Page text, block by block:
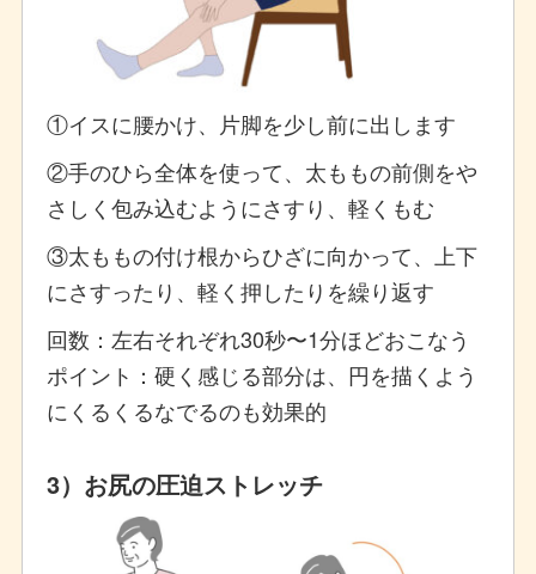
①イスに腰かけ、片脚を少し前に出します
②手のひら全体を使って、太ももの前側をや
さしく包み込むようにさすり、軽くもむ
③太ももの付け根からひざに向かって、上下
にさすったり、軽く押したりを繰り返す
回数：左右それぞれ30秒〜1分ほどおこなう
ポイント：硬く感じる部分は、円を描くよう
にくるくるなでるのも効果的
3）お尻の圧迫ストレッチ